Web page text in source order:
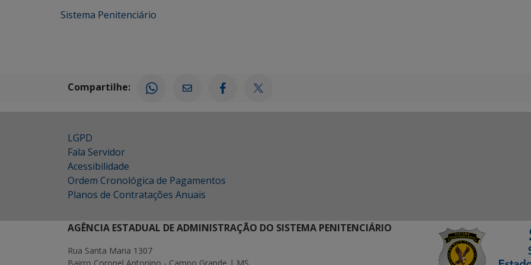
Sistema Penitenciário
Compartilhe:
LGPD
Fala Servidor
Acessibilidade
Ordem Cronológica de Pagamentos
Planos de Contratações Anuais
AGÊNCIA ESTADUAL DE ADMINISTRAÇÃO DO SISTEMA PENITENCIÁRIO
Rua Santa Maria 1307